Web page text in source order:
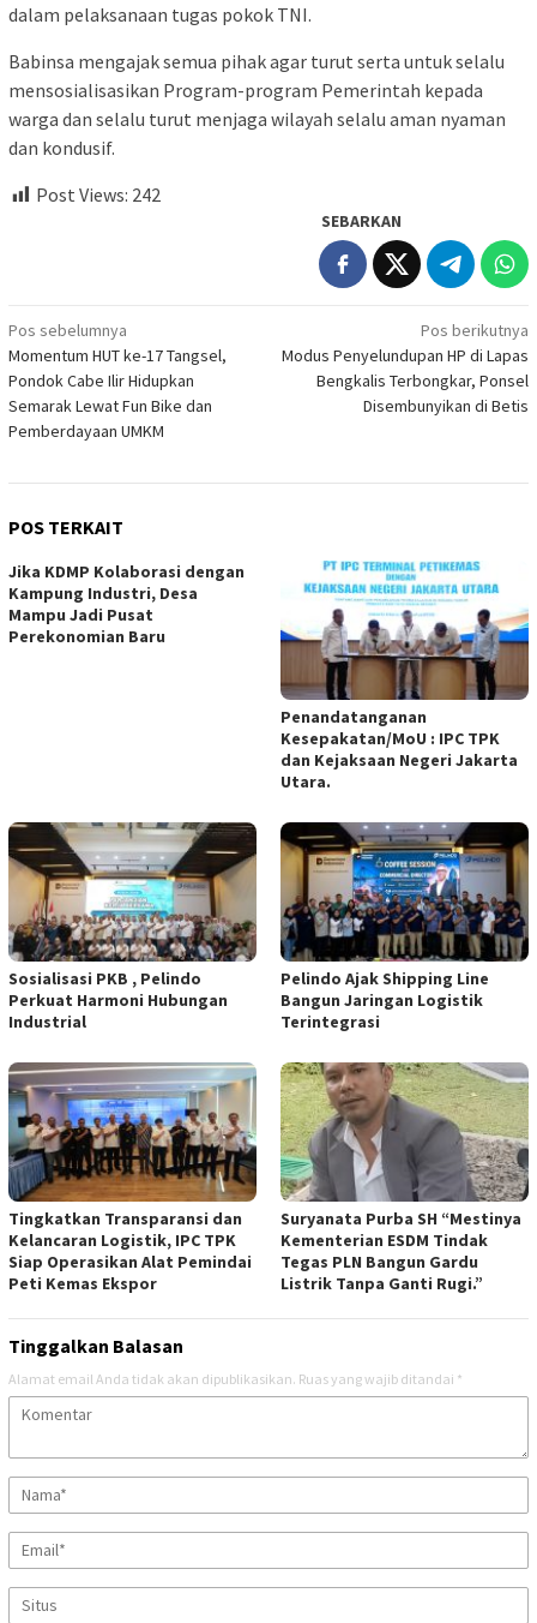
dalam pelaksanaan tugas pokok TNI.
Babinsa mengajak semua pihak agar turut serta untuk selalu
mensosialisasikan Program-program Pemerintah kepada
warga dan selalu turut menjaga wilayah selalu aman nyaman
dan kondusif.
Post Views: 242
SEBARKAN
Navigasi
pos
Pos sebelumnya
Momentum HUT ke-17 Tangsel,
Pondok Cabe Ilir Hidupkan
Semarak Lewat Fun Bike dan
Pemberdayaan UMKM
Pos berikutnya
Modus Penyelundupan HP di Lapas
Bengkalis Terbongkar, Ponsel
Disembunyikan di Betis
POS TERKAIT
Jika KDMP Kolaborasi dengan
Kampung Industri, Desa
Mampu Jadi Pusat
Perekonomian Baru
‎Penandatanganan
Kesepakatan/MoU : IPC TPK
dan Kejaksaan Negeri Jakarta
Utara.
Sosialisasi PKB , Pelindo
Perkuat Harmoni Hubungan
Industrial
‎Pelindo Ajak Shipping Line
Bangun Jaringan Logistik
Terintegrasi
Tingkatkan Transparansi dan
Kelancaran Logistik, ‎IPC TPK
Siap Operasikan Alat Pemindai
Peti Kemas Ekspor ‎
Suryanata Purba SH “Mestinya
Kementerian ESDM Tindak
Tegas PLN Bangun Gardu
Listrik Tanpa Ganti Rugi.”
Tinggalkan Balasan
Alamat email Anda tidak akan dipublikasikan. Ruas yang wajib ditandai *